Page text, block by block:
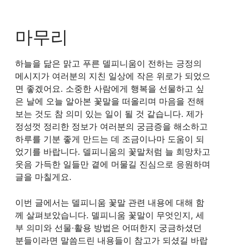
마무리
하늘을 닮은 맑고 푸른 델피니움이 전하는 긍정의
메시지가 여러분의 지친 일상에 작은 위로가 되었으
면 좋겠어요. 소중한 사람에게 행복을 선물하고 싶
은 날에 오늘 알아본 꽃말을 떠올리며 마음을 전해
보는 것도 참 의미 있는 일이 될 것 같습니다. 제가
정성껏 정리한 정보가 여러분의 궁금증을 해소하고
하루를 기분 좋게 만드는 데 조금이나마 도움이 되
었기를 바랍니다. 델피니움의 꽃말처럼 늘 희망차고
웃음 가득한 일들만 곁에 머물길 진심으로 응원하며
글을 마칠게요.
이번 글에서는 델피니움 꽃말 관련 내용에 대해 함
께 살펴보았습니다. 델피니움 꽃말이 무엇인지, 세
부 의미와 선물·활용 방법은 어떠한지 궁금하셨던
분들이라면 말씀드린 내용들이 참고가 되셨길 바랍